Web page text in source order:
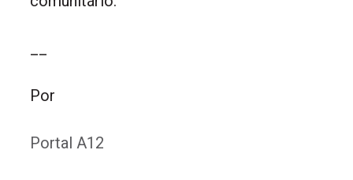
Por
Portal A12